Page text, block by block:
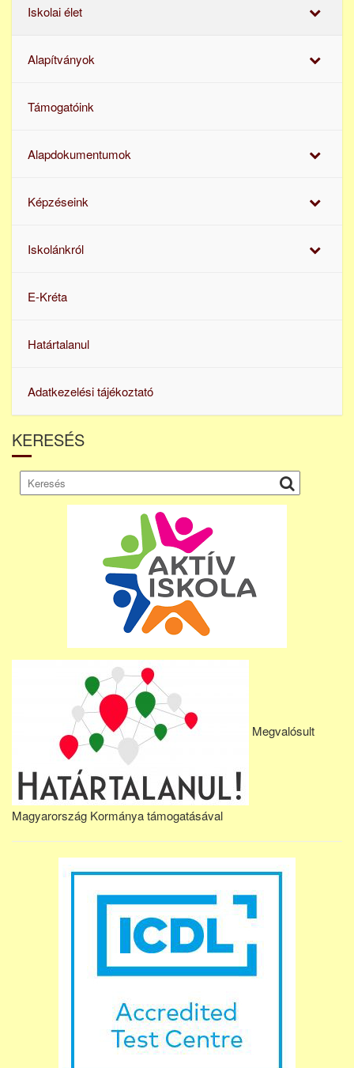
Iskolai élet
Alapítványok
Támogatóink
Alapdokumentumok
Képzéseink
Iskolánkról
E-Kréta
Határtalanul
Adatkezelési tájékoztató
KERESÉS
Megvalósult
Magyarország Kormánya támogatásával